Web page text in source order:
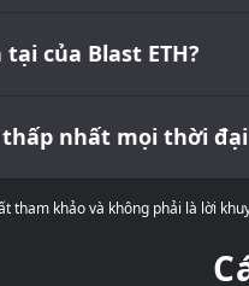
của Blast ETH?
nhất mọi thời đại
tham khảo và không phải là lời